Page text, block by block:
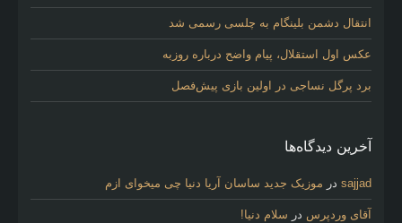
انتقال دشمن بلینگام به چلسی رسمی شد
عکس اول استقلال، پیام واضح درباره روزبه
برد پرگل نساجی در اولین بازی پیش‌فصل
آخرین دیدگاه‌ها
sajjad در موزیک جدید ساسان آریا دنیا چی میخوای ازم
آقای وردپرس در سلام دنیا!